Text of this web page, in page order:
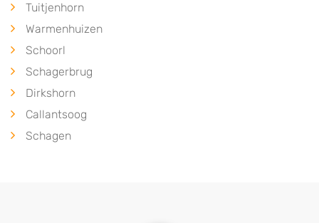
Tuitjenhorn
Warmenhuizen
Schoorl
Schagerbrug
Dirkshorn
Callantsoog
Schagen